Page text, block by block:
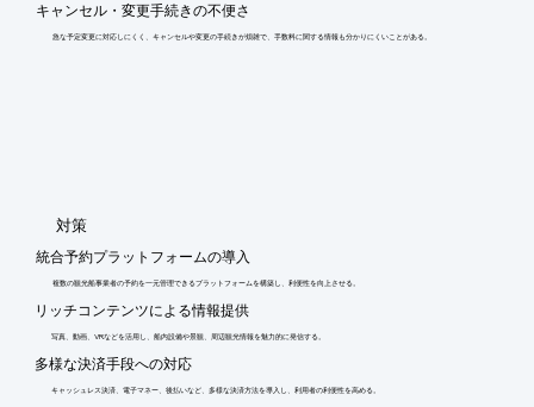
キャンセル・変更手続きの不便さ
急な予定変更に対応しにくく、キャンセルや変更の手続きが煩雑で、手数料に関する情報も分かりにくいことがある。
​対策
統合予約プラットフォームの導入
複数の観光船事業者の予約を一元管理できるプラットフォームを構築し、利便性を向上させる。
リッチコンテンツによる情報提供
写真、動画、VRなどを活用し、船内設備や景観、周辺観光情報を魅力的に発信する。
多様な決済手段への対応
キャッシュレス決済、電子マネー、後払いなど、多様な決済方法を導入し、利用者の利便性を高める。